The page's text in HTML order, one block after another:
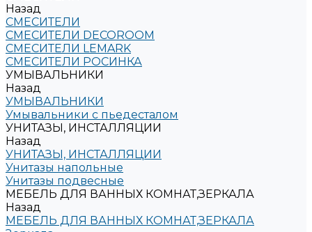
Назад
СМЕСИТЕЛИ
СМЕСИТЕЛИ DECOROOM
СМЕСИТЕЛИ LEMARK
СМЕСИТЕЛИ РОСИНКА
УМЫВАЛЬНИКИ
Назад
УМЫВАЛЬНИКИ
Умывальники с пьедесталом
УНИТАЗЫ, ИНСТАЛЛЯЦИИ
Назад
УНИТАЗЫ, ИНСТАЛЛЯЦИИ
Унитазы напольные
Унитазы подвесные
МЕБЕЛЬ ДЛЯ ВАННЫХ КОМНАТ,ЗЕРКАЛА
Назад
МЕБЕЛЬ ДЛЯ ВАННЫХ КОМНАТ,ЗЕРКАЛА